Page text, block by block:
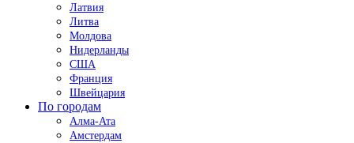
Латвия
Литва
Молдова
Нидерланды
США
Франция
Швейцария
По городам
Алма-Ата
Амстердам